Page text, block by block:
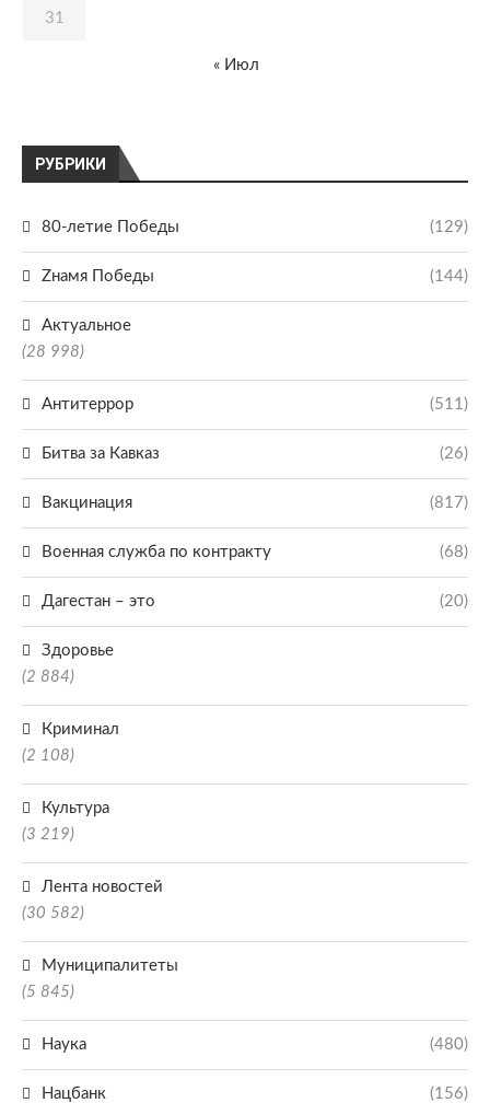
РУБРИКИ
80-летие Победы (129)
Zнамя Победы (144)
Актуальное
(28 998)
Антитеррор (511)
Битва за Кавказ (26)
Вакцинация (817)
Военная служба по контракту (68)
Дагестан – это (20)
Здоровье
(2 884)
Криминал
(2 108)
Культура
(3 219)
Лента новостей
(30 582)
Муниципалитеты
(5 845)
Наука (480)
Нацбанк (156)
31
« Июл